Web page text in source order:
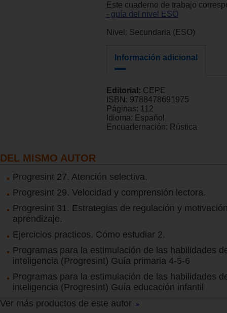
Este cuaderno de trabajo
- guía del nivel ESO
Nivel: Secundaria (ESO)
Información adicional
Editorial: CEPE
ISBN: 9788478691975
Páginas: 112
Idioma: Español
Encuadernación: Rústica
DEL MISMO AUTOR
Progresint 27. Atención selectiva.
Progresint 29. Velocidad y comprensión lectora.
Progresint 31. Estrategias de regulación y
aprendizaje.
Ejercicios practicos. Cómo estudiar 2.
Programas para la estimulación de las habilidades
inteligencia (Progresint) Guía primaria 4-5-6
Programas para la estimulación de las habilidades
inteligencia (Progresint) Guía educación infantil
Ver más productos de este autor